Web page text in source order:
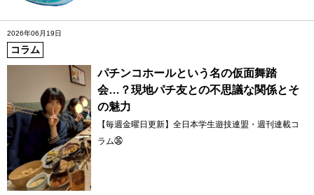
2026年06月19日
コラム
パチンコホールという名の仮面舞踏
会…？現地パチ友との不思議な関係とそ
の魅力
【毎週金曜日更新】全日本学生遊技連盟・週刊連載コ
ラム㊱